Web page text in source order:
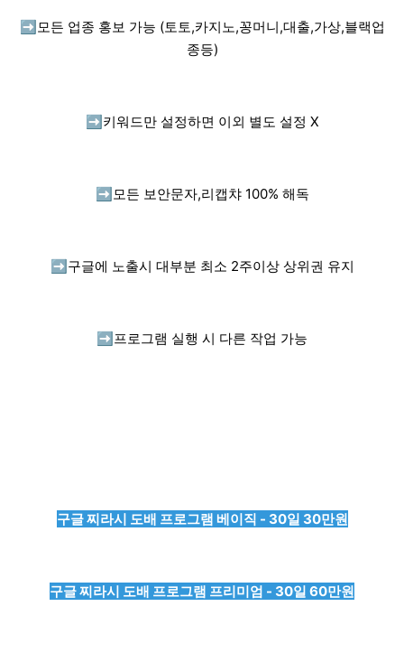
➡️ 모든 업종 홍보 가능 (토토,카지노,꽁머니,대출,가상,블랙업
종등)
➡️ 키워드만 설정하면 이외 별도 설정 X
➡️ 모든 보안문자,리캡챠 100% 해독
➡️ 구글에 노출시 대부분 최소 2주이상 상위권 유지
➡️ 프로그램 실행 시 다른 작업 가능
구글 찌라시 도배 프로그램 베이직 - 30일 30만원
구글 찌라시 도배 프로그램 프리미엄 - 30일 60만원